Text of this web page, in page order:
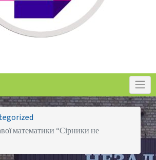
математики “Сірники не